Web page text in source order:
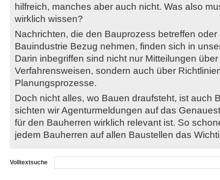
hilfreich, manches aber auch nicht. Was also
wirklich wissen?
Nachrichten, die den Bauprozess betreffen oder
Bauindustrie Bezug nehmen, finden sich in
Darin inbegriffen sind nicht nur Mitteilungen
Verfahrensweisen, sondern auch über
Planungsprozesse.
Doch nicht alles, wo Bauen draufsteht, ist auch
sichten wir Agenturmeldungen auf das
für den Bauherren wirklich relevant ist. So
jedem Bauherren auf allen Baustellen das
Volltextsuche